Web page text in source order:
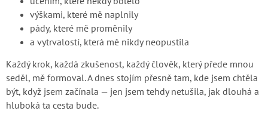
výškami, které mě naplnily
pády, které mě proměnily
a vytrvalostí, která mě nikdy neopustila
Každý krok, každá zkušenost, každý člověk, který přede mnou
seděl, mě formoval. A dnes stojím přesně tam, kde jsem chtěla
být, když jsem začínala — jen jsem tehdy netušila, jak dlouhá a
hluboká ta cesta bude.